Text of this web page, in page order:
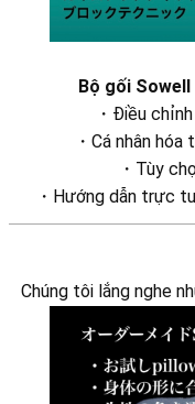
Bộ gối
・Điều
・Cá nhân
・Tùy
・Hướng dẫn trực
Chúng tôi lắng nghe